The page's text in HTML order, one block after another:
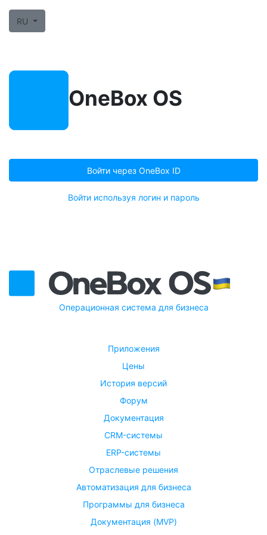
RU
OneBox OS
Войти через OneBox ID
Войти используя логин и пароль
Операционная система для бизнеса
Приложения
Цены
История версий
Форум
Документация
CRM-системы
ERP-системы
Отраслевые решения
Автоматизация для бизнеса
Программы для бизнеса
Документация (MVP)